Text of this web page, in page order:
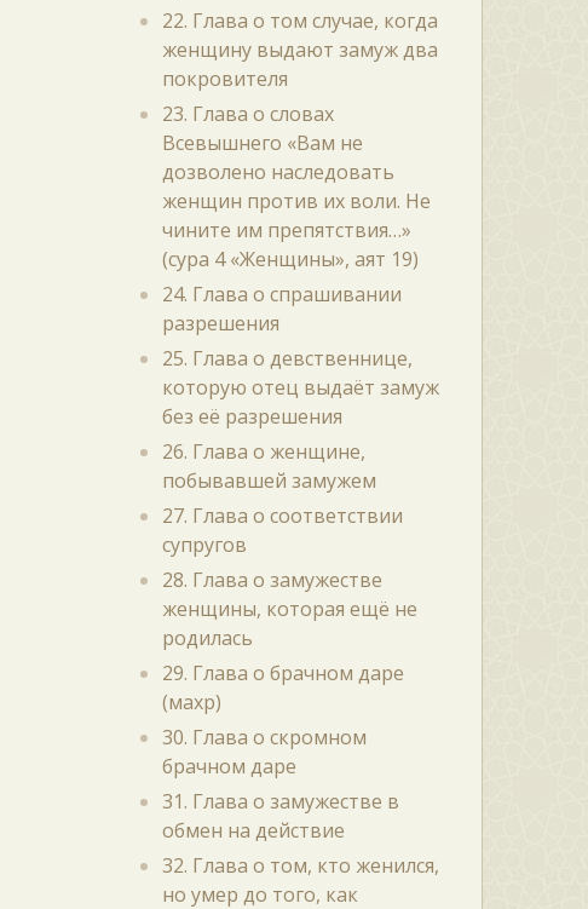
22. Глава о том случае, когда
женщину выдают замуж два
покровителя
23. Глава о словах
Всевышнего «Вам не
дозволено наследовать
женщин против их воли. Не
чините им препятствия…»
(сура 4 «Женщины», аят 19)
24. Глава о спрашивании
разрешения
25. Глава о девственнице,
которую отец выдаёт замуж
без её разрешения
26. Глава о женщине,
побывавшей замужем
27. Глава о соответствии
супругов
28. Глава о замужестве
женщины, которая ещё не
родилась
29. Глава о брачном даре
(махр)
30. Глава о скромном
брачном даре
31. Глава о замужестве в
обмен на действие
32. Глава о том, кто женился,
но умер до того, как